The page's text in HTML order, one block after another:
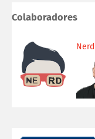
Colaboradores
Nerd